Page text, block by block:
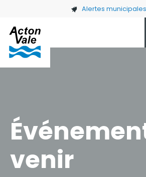
Skip to main content Alertes municipales
venir